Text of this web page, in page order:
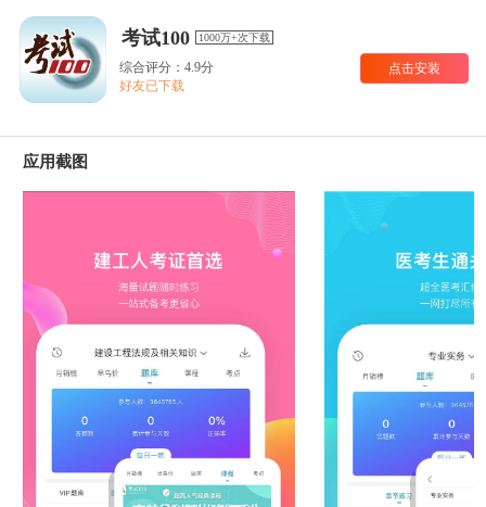
考试100 1000万+次下载
综合评分：4.9分
好友已下载
点击安装
应用截图